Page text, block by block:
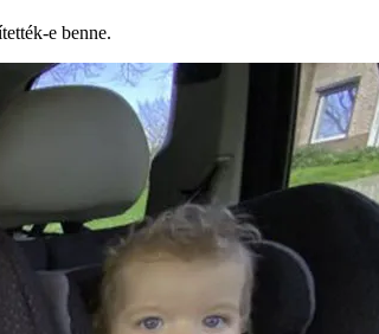
e benne.